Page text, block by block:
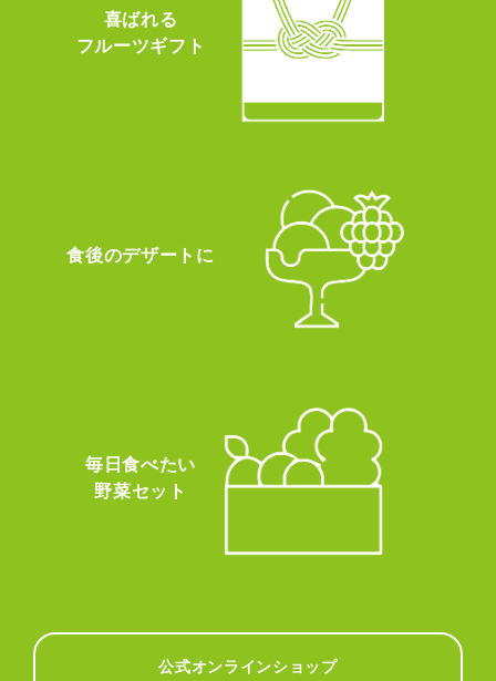
喜ばれる
フルーツギフト
食後のデザートに
毎日食べたい
野菜セット
公式オンラインショップ